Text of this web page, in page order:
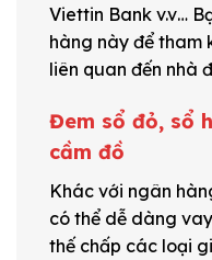
Viettin Bank v.v…
hàng này để tham
liên quan đến nhà
Đem sổ đỏ, sổ
cầm đồ
Khác với ngân
có thể dễ dàng
thế chấp các loại